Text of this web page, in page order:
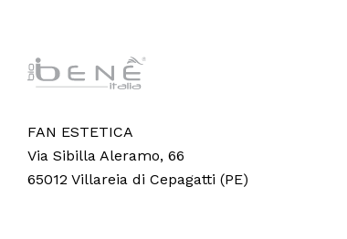
FAN ESTETICA
Via Sibilla Aleramo, 66
65012 Villareia di Cepagatti (PE)